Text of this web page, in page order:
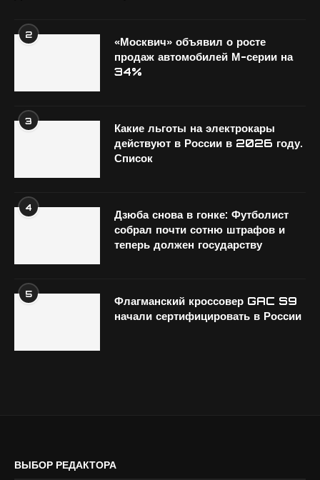
2
«Москвич» объявил о росте
продаж автомобилей М-серии на
34%
3
Какие льготы на электрокары
действуют в России в 2026 году.
Список
4
Дзюба снова в гонке: Футболист
собрал почти сотню штрафов и
теперь должен государству
5
Флагманский кроссовер GAC S9
начали сертифицировать в России
ВЫБОР РЕДАКТОРА